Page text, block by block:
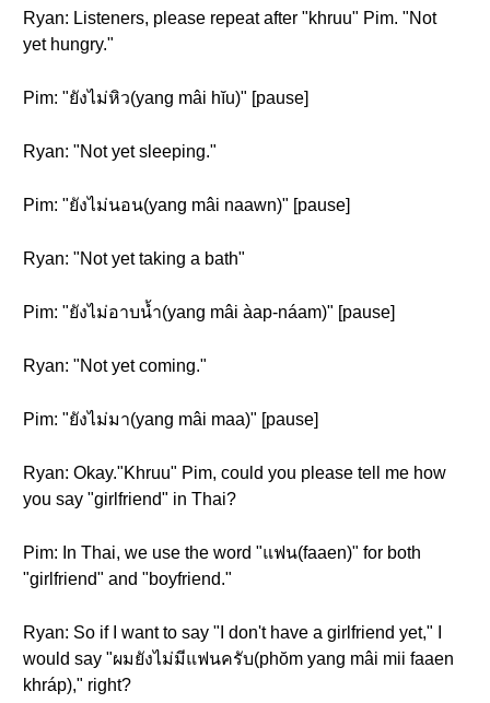
Ryan: Listeners, please repeat after "khruu" Pim. "Not
yet hungry."
Pim: "ยังไม่หิว(yang mâi hĭu)" [pause]
Ryan: "Not yet sleeping."
Pim: "ยังไม่นอน(yang mâi naawn)" [pause]
Ryan: "Not yet taking a bath"
Pim: "ยังไม่อาบน้ำ(yang mâi àap-náam)" [pause]
Ryan: "Not yet coming."
Pim: "ยังไม่มา(yang mâi maa)" [pause]
Ryan: Okay."Khruu" Pim, could you please tell me how
you say "girlfriend" in Thai?
Pim: In Thai, we use the word "แฟน(faaen)" for both
"girlfriend" and "boyfriend."
Ryan: So if I want to say "I don't have a girlfriend yet," I
would say "ผมยังไม่มีแฟนครับ(phŏm yang mâi mii faaen
khráp)," right?